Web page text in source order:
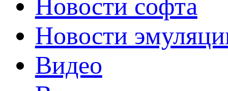
Новости софта
Новости
Видео